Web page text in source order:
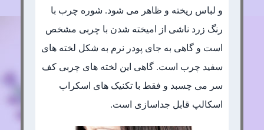
و لباس ریخته و ظاهر می شود. شوره چرب با
رنگ زرد ناشی از امیخته شدن با چربی مشخص
است و گاهی به جای پودر نرم به شکل لخته های
سفید چرب است. گاهی این لخته های چربی کف
سر می چسبد و فقط با تکنیک های اسکراب
اسکالپ قابل جداسازی است.